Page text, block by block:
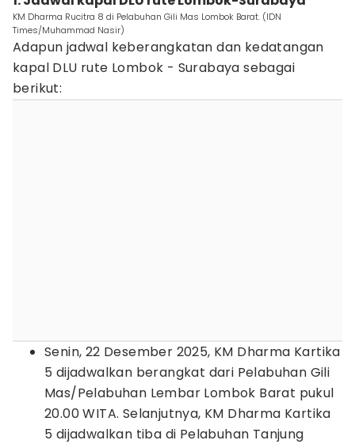
KM Dharma Rucitra 8 di Pelabuhan Gili Mas Lombok Barat. (IDN
Times/Muhammad Nasir)
Adapun jadwal keberangkatan dan kedatangan
kapal DLU rute Lombok - Surabaya sebagai
berikut:
Senin, 22 Desember 2025, KM Dharma Kartika
5 dijadwalkan berangkat dari Pelabuhan Gili
Mas/Pelabuhan Lembar Lombok Barat pukul
20.00 WITA. Selanjutnya, KM Dharma Kartika
5 dijadwalkan tiba di Pelabuhan Tanjung